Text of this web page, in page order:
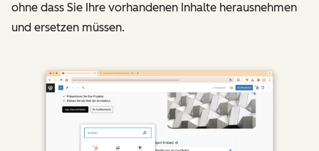
ohne dass Sie Ihre vorhandenen Inhalte herausnehmen
und ersetzen müssen.